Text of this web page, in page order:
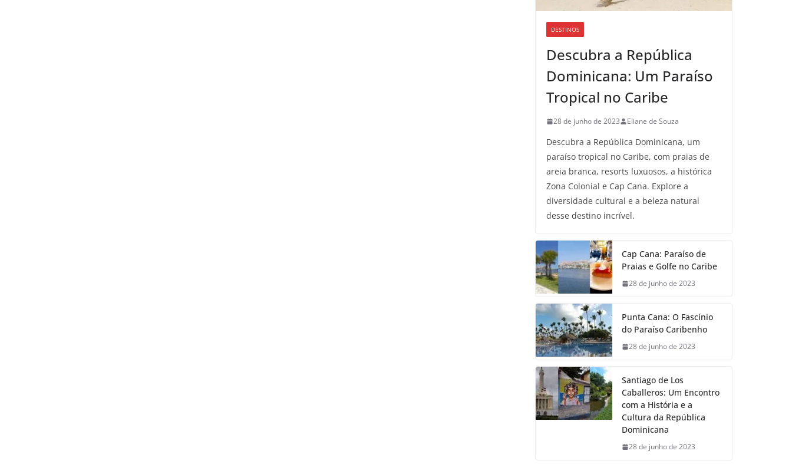
DESTINOS
Descubra a República
Dominicana: Um Paraíso
Tropical no Caribe
28 de junho de 2023 Eliane de Souza
Descubra a República Dominicana, um
paraíso tropical no Caribe, com praias de
areia branca, resorts luxuosos, a histórica
Zona Colonial e Cap Cana. Explore a
diversidade cultural e a beleza natural
desse destino incrível.
Cap Cana: Paraíso de
Praias e Golfe no Caribe
28 de junho de 2023
Punta Cana: O Fascínio
do Paraíso Caribenho
28 de junho de 2023
Santiago de Los
Caballeros: Um Encontro
com a História e a
Cultura da República
Dominicana
28 de junho de 2023